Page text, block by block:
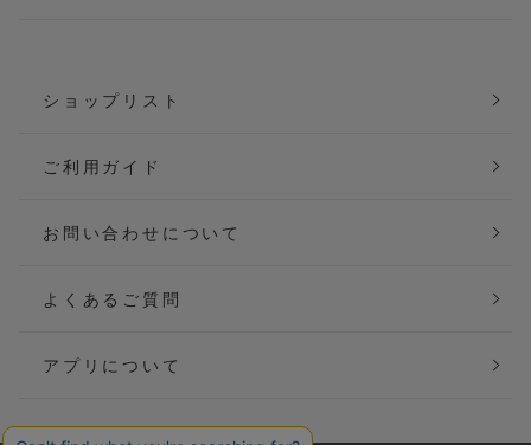
ショップリスト
ご利用ガイド
お問い合わせについて
よくあるご質問
アプリについて